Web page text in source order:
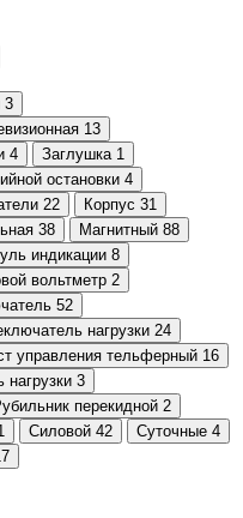
3
13
4 Заглушка 1
остановки 4
22 Корпус 31
38 Магнитный 88
индикации 8
вольтметр 2
52
нагрузки 24
управления тельферный 16
нагрузки 3
перекидной 2
Силовой 42 Суточные 4